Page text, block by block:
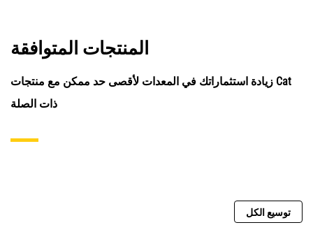
المنتجات المتوافقة
زيادة استثماراتك في المعدات لأقصى حد ممكن مع منتجات Cat
ذات الصلة
توسيع الكل